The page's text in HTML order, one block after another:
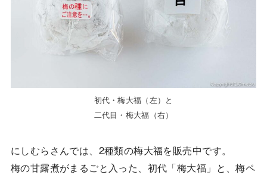
初代・梅大福（左）と
二代目・梅大福（右）
にしむらさんでは、2種類の梅大福を販売中です。
梅の甘露煮がまるごと入った、初代「梅大福」と、梅ペ